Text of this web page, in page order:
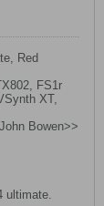
Red
FS1r
XT,
Bowen>>
ultimate.